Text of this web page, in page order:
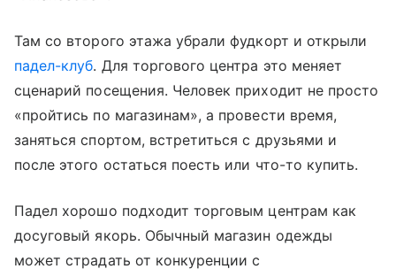
Там со второго этажа убрали фудкорт и открыли
падел-клуб. Для торгового центра это меняет
сценарий посещения. Человек приходит не просто
«пройтись по магазинам», а провести время,
заняться спортом, встретиться с друзьями и
после этого остаться поесть или что-то купить.
Падел хорошо подходит торговым центрам как
досуговый якорь. Обычный магазин одежды
может страдать от конкуренции с